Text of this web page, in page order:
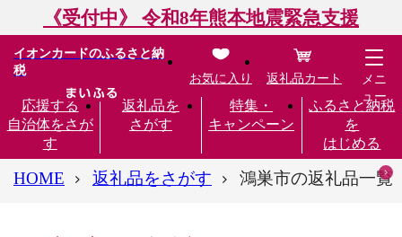
《受付中》 令和8年熊本地震緊急支援
イオンカードのふるさと納
税
応援する
自治体をさが
す
返礼品を
さがす
特集・
キャンペーン
ふるさと納税
を
はじめる
お気に入り 返礼品カート
メニ
ュー
HOME 返礼品をさがす 鴻巣市の返礼品一覧